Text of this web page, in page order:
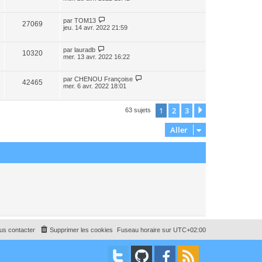
27069 par TOM13
jeu. 14 avr. 2022 21:59
10320 par lauradb
mer. 13 avr. 2022 16:22
42465 par CHENOU Françoise
mer. 6 avr. 2022 18:01
63 sujets 1 2 3
Aller
Fuseau horaire sur UTC+02:00
Supprimer les cookies
contacter